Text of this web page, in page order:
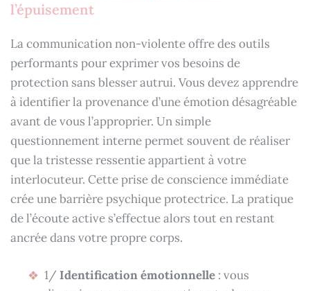
l’épuisement
La communication non-violente offre des outils
performants pour exprimer vos besoins de
protection sans blesser autrui. Vous devez apprendre
à identifier la provenance d’une émotion désagréable
avant de vous l’approprier. Un simple
questionnement interne permet souvent de réaliser
que la tristesse ressentie appartient à votre
interlocuteur. Cette prise de conscience immédiate
crée une barrière psychique protectrice. La pratique
de l’écoute active s’effectue alors tout en restant
ancrée dans votre propre corps.
1/ Identification émotionnelle : vous